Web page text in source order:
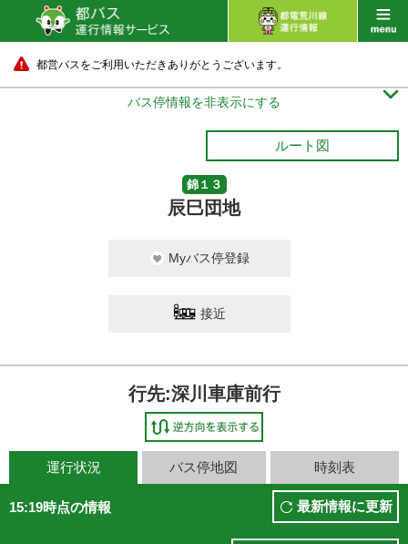
都営バスをご利用いただきありがとうございます。
バス停情報を非表示にする 
ルート図
錦１３
辰巳団地
Myバス停登録
接近
行先:深川車庫前行
運行状況 バス停地図 時刻表
15:19時点の情報 最新情報に更新